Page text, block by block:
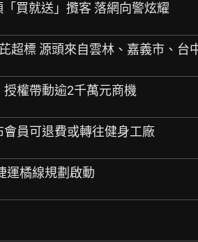
買就送」攬客 落網向警炫耀
超標 源頭來自雲林 、嘉義市、台
權帶動逾2千萬元商機
會員可退費或轉往健身工廠
運橘線規劃啟動